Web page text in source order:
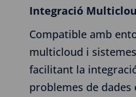
Integració
Compatible amb
multicloud i
facilitant la
problemes de dades